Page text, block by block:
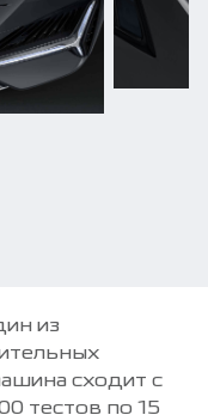
Оттенок цвета
из
сходит с
тестов по 15